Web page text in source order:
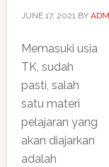
JUNE 17, 2021BY
Memasuki usia
TK, sudah
pasti, salah
satu materi
pelajaran yang
akan diajarkan
adalah